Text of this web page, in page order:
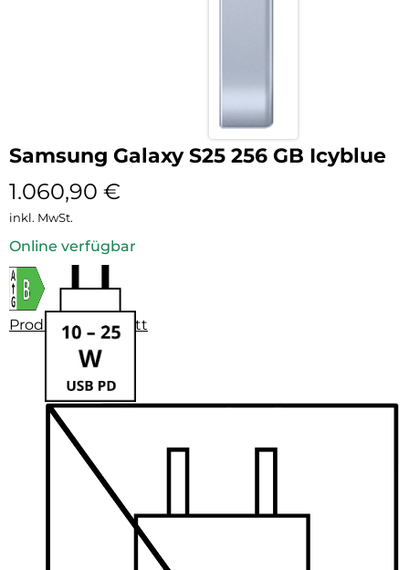
Samsung Galaxy S25 256 GB Icyblue
1.060,90 €
inkl. MwSt.
Online verfügbar
Produktdatenblatt